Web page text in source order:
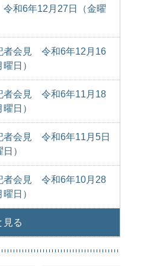
和6年12月27日（金曜
者会見 令和6年12月16
日）
者会見 令和6年11月18
日）
者会見 令和6年11月5日
日）
者会見 令和6年10月28
日）
見る